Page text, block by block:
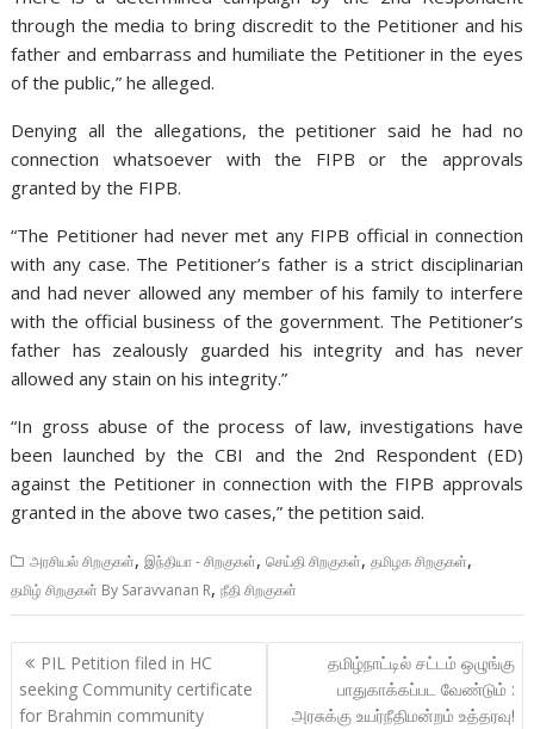
through the media to bring discredit to the Petitioner and his
father and embarrass and humiliate the Petitioner in the eyes
of the public,” he alleged.
Denying all the allegations, the petitioner said he had no
connection whatsoever with the FIPB or the approvals
granted by the FIPB.
“The Petitioner had never met any FIPB official in connection
with any case. The Petitioner’s father is a strict disciplinarian
and had never allowed any member of his family to interfere
with the official business of the government. The Petitioner’s
father has zealously guarded his integrity and has never
allowed any stain on his integrity.”
“In gross abuse of the process of law, investigations have
been launched by the CBI and the 2nd Respondent (ED)
against the Petitioner in connection with the FIPB approvals
granted in the above two cases,” the petition said.
அரசியல் சிறகுகள்,இந்தியா - சிறகுகள்,செய்தி சிறகுகள்,தமிழக சிறகுகள்,
தமிழ் சிறகுகள் By Saravvanan R,நீதி சிறகுகள்
Post
navigation
PIL Petition filed in HC
seeking Community certificate
for Brahmin community
தமிழ்நாட்டில் சட்டம் ஒழுங்கு
பாதுகாக்கப்பட வேண்டும் :
அரசுக்கு உயர்நீதிமன்றம் உத்தரவு!